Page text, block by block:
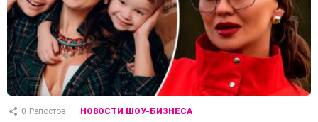
0 Репостов НОВОСТИ ШОУ-БИЗНЕСА